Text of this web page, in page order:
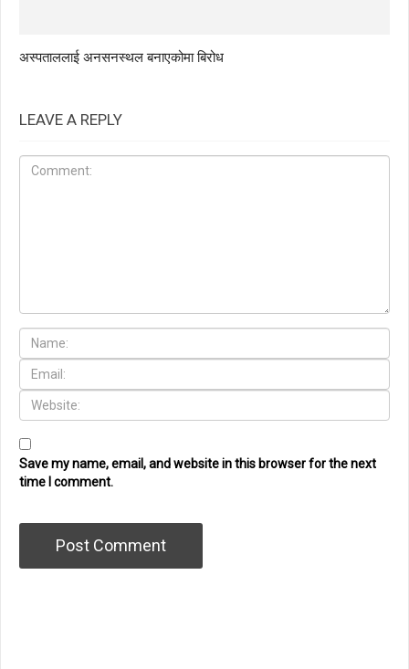
अस्पताललाई अनसनस्थल बनाएकोमा बिरोध
LEAVE A REPLY
Save my name, email, and website in this browser for the next
time I comment.